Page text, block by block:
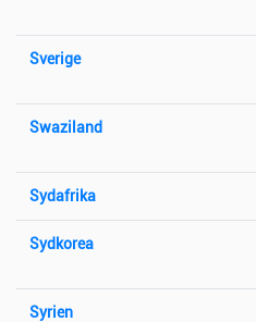
Sverige
Swaziland
Sydafrika
Sydkorea
Syrien